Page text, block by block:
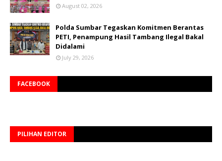
August 02, 2026
Polda Sumbar Tegaskan Komitmen Berantas
PETI, Penampung Hasil Tambang Ilegal Bakal
Didalami
July 29, 2026
FACEBOOK
PILIHAN EDITOR